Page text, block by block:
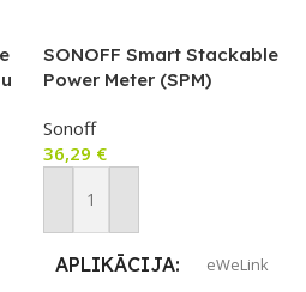
SONOFF Smart Stackable
Power Meter (SPM)
Sonoff
36,29 €
Pievienot Grozam
APLIKĀCIJA eWeLink